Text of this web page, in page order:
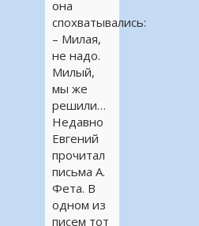
она
спохватывались:
– Милая,
не надо.
Милый,
мы же
решили…
Недавно
Евгений
прочитал
письма А.
Фета. В
одном из
писем тот